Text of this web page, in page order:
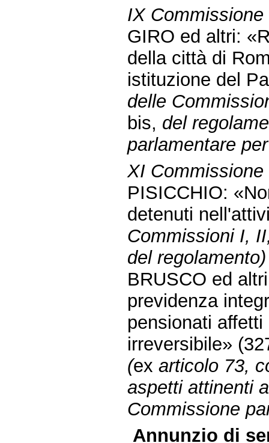
IX Commissione
GIRO ed altri:
della città di
istituzione del
delle
bis, del
parlamentare
XI Commissione
PISICCHIO:
detenuti
Commissioni I,
del
BRUSCO ed
previdenza
pensionati
irreversibile»
(exarticolo 73,
aspetti attinenti
Commissione
Annunzio di